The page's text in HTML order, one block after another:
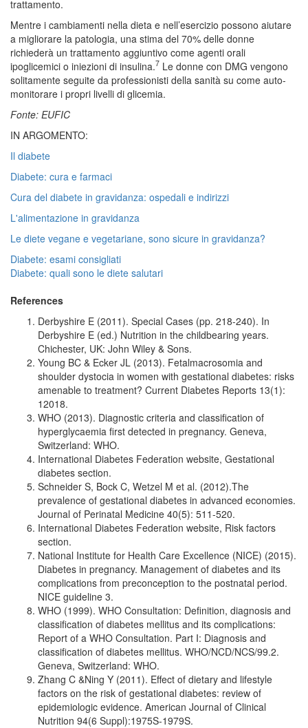
trattamento.
Mentre i cambiamenti nella dieta e nell’esercizio possono aiutare
a migliorare la patologia, una stima del 70% delle donne
richiederà un trattamento aggiuntivo come agenti orali
ipoglicemici o iniezioni di insulina.7 Le donne con DMG vengono
solitamente seguite da professionisti della sanità su come auto-
monitorare i propri livelli di glicemia.
Fonte: EUFIC
IN ARGOMENTO:
Il diabete
Diabete: cura e farmaci
Cura del diabete in gravidanza: ospedali e indirizzi
L'alimentazione in gravidanza
Le diete vegane e vegetariane, sono sicure in gravidanza?
Diabete: esami consigliati
Diabete: quali sono le diete salutari
References
Derbyshire E (2011). Special Cases (pp. 218-240). In
Derbyshire E (ed.) Nutrition in the childbearing years.
Chichester, UK: John Wiley & Sons.
Young BC & Ecker JL (2013). Fetalmacrosomia and
shoulder dystocia in women with gestational diabetes: risks
amenable to treatment? Current Diabetes Reports 13(1):
12018.
WHO (2013). Diagnostic criteria and classification of
hyperglycaemia first detected in pregnancy. Geneva,
Switzerland: WHO.
International Diabetes Federation website, Gestational
diabetes section.
Schneider S, Bock C, Wetzel M et al. (2012).The
prevalence of gestational diabetes in advanced economies.
Journal of Perinatal Medicine 40(5): 511-520.
International Diabetes Federation website, Risk factors
section.
National Institute for Health Care Excellence (NICE) (2015).
Diabetes in pregnancy. Management of diabetes and its
complications from preconception to the postnatal period.
NICE guideline 3.
WHO (1999). WHO Consultation: Definition, diagnosis and
classification of diabetes mellitus and its complications:
Report of a WHO Consultation. Part I: Diagnosis and
classification of diabetes mellitus. WHO/NCD/NCS/99.2.
Geneva, Switzerland: WHO.
Zhang C &Ning Y (2011). Effect of dietary and lifestyle
factors on the risk of gestational diabetes: review of
epidemiologic evidence. American Journal of Clinical
Nutrition 94(6 Suppl):1975S-1979S.